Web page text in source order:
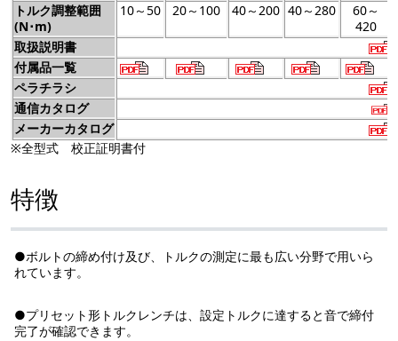
トルク調整範囲
(N･m)
10～50 20～100 40～200 40～280
60～
420
取扱説明書
付属品一覧
ペラチラシ
通信カタログ
メーカーカタログ
※全型式 校正証明書付
特徴
●ボルトの締め付け及び、トルクの測定に最も広い分野で用いら
れています。
●プリセット形トルクレンチは、設定トルクに達すると音で締付
完了が確認できます。